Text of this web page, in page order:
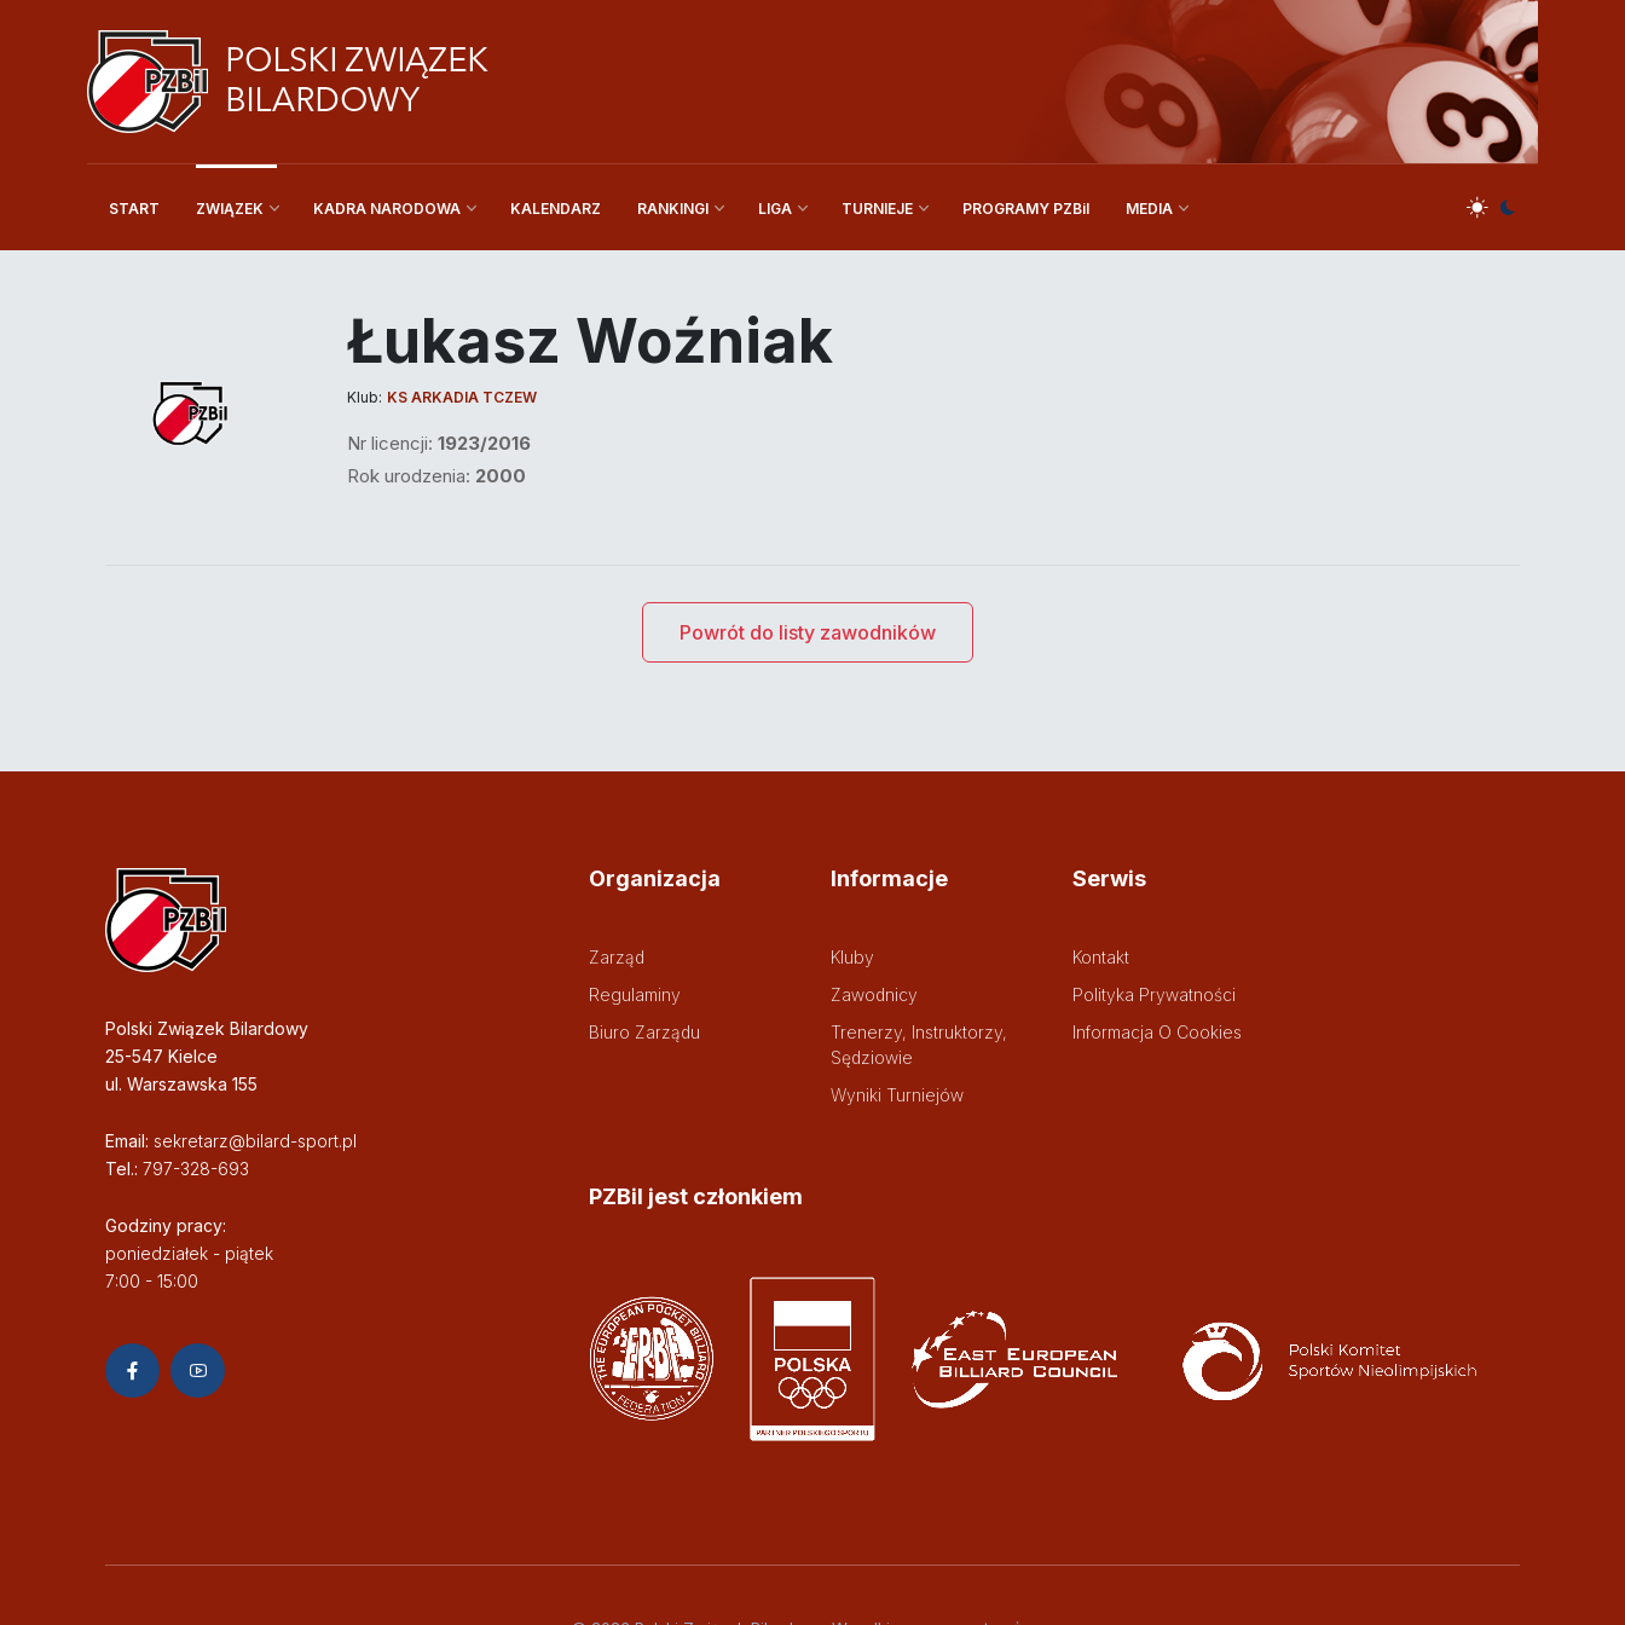
START ZWIĄZEK KADRA NARODOWA KALENDARZ RANKINGI LIGA TURNIEJE PROGRAMY PZBil MEDIA
Łukasz Woźniak
Klub: KS ARKADIA TCZEW
Nr licencji: 1923/2016
Rok urodzenia: 2000
Powrót do listy zawodników
Polski Związek Bilardowy
25-547 Kielce
ul. Warszawska 155
Email: sekretarz@bilard-sport.pl
Tel.: 797-328-693
Godziny pracy:
poniedziałek - piątek
7:00 - 15:00
Organizacja
Zarząd
Regulaminy
Biuro Zarządu
Informacje
Kluby
Zawodnicy
Trenerzy, Instruktorzy,
Sędziowie
Wyniki Turniejów
Serwis
Kontakt
Polityka Prywatności
Informacja O Cookies
PZBil jest członkiem